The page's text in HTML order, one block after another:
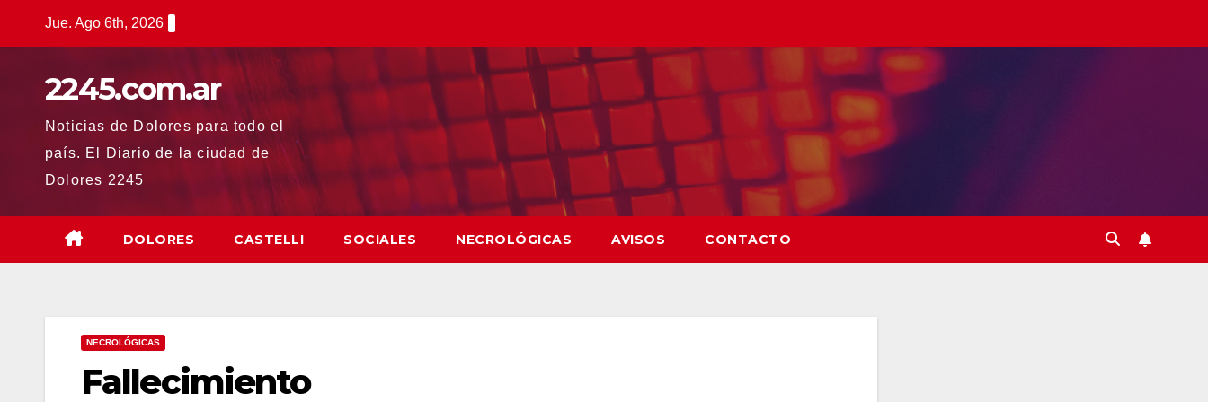
Jue. Ago 6th, 2026
2245.com.ar
Noticias de Dolores para todo el
país. El Diario de la ciudad de
Dolores 2245
DOLORES CASTELLI SOCIALES NECROLÓGICAS AVISOS CONTACTO
NECROLÓGICAS
Fallecimiento